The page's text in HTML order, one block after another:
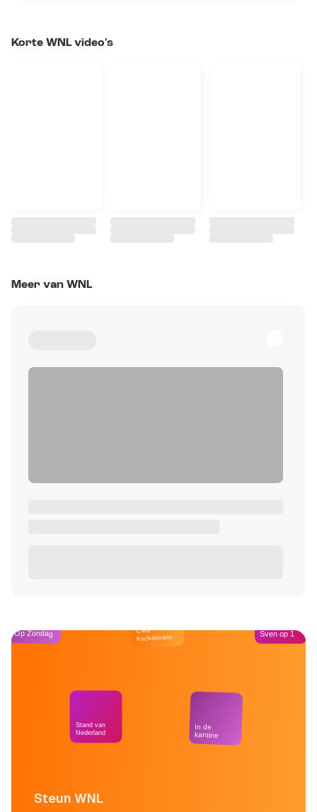
Korte WNL video's
Meer van WNL
Steun WNL
Op Zondag
Stand van
Nederland
Café
Kockelmann
In de
kantine
Sven op 1